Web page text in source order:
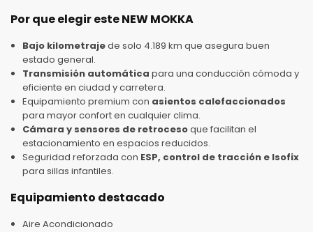
Por que elegir este NEW MOKKA
Bajo kilometrajede solo 4.189 km que asegura buen
estado general.
Transmisión automática para una conducción cómoda y
eficiente en ciudad y carretera.
Equipamiento premium con asientos calefaccionados
para mayor confort en cualquier clima.
Cámara y sensores de retrocesoque facilitan el
estacionamiento en espacios reducidos.
Seguridad reforzada con ESP, control de tracción e Isofix
para sillas infantiles.
Equipamiento destacado
Aire Acondicionado